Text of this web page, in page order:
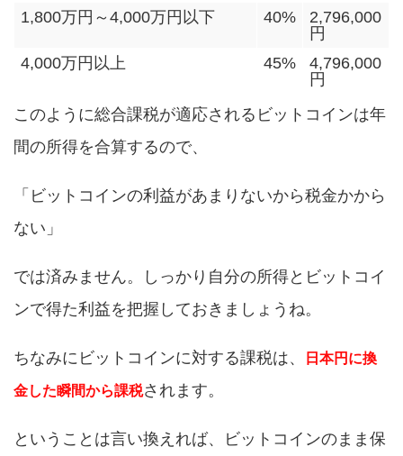
1,800万円～4,000万円以下
40%
2,796,000
円
4,000万円以上
45%
4,796,000
円
このように総合課税が適応されるビットコインは年
間の所得を合算するので、
「ビットコインの利益があまりないから税金かから
ない」
では済みません。しっかり自分の所得とビットコイ
ンで得た利益を把握しておきましょうね。
ちなみにビットコインに対する課税は、 日本円に換
金した瞬間から課税されます。
ということは言い換えれば、ビットコインのまま保